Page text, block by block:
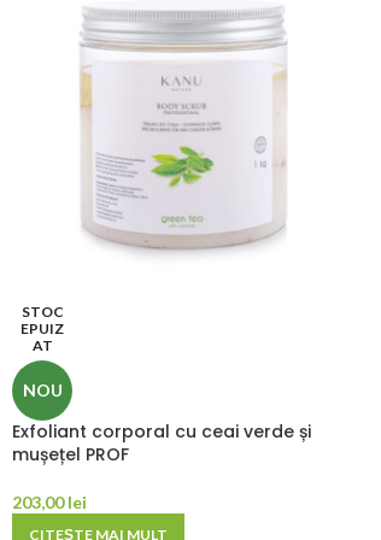
STOC
EPUIZ
AT
NOU
Exfoliant corporal cu ceai verde și
mușețel PROF
203,00lei
CITEȘTE MAI MULT